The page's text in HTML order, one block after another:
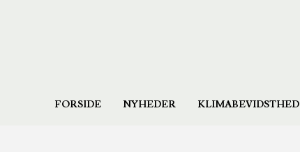
FORSIDE NYHEDER KLIMABEVIDSTHED